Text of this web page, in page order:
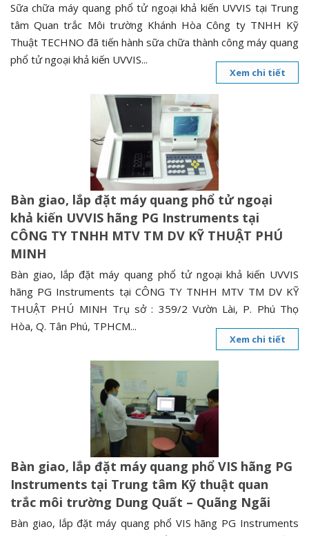
Sữa chữa máy quang phổ tử ngoại khả kiến UVVIS tại Trung
tâm Quan trắc Môi trường Khánh Hòa Công ty TNHH Kỹ
Thuật TECHNO đã tiến hành sữa chữa thành công máy quang
phổ tử ngoại khả kiến UVVIS...
Xem chi tiết
Bàn giao, lắp đặt máy quang phổ tử ngoại
khả kiến UVVIS hãng PG Instruments tại
CÔNG TY TNHH MTV TM DV KỸ THUẬT PHÚ
MINH
Bàn giao, lắp đặt máy quang phổ tử ngoại khả kiến UVVIS
hãng PG Instruments tại CÔNG TY TNHH MTV TM DV KỸ
THUẬT PHÚ MINH Trụ sở : 359/2 Vườn Lài, P. Phú Thọ
Hòa, Q. Tân Phú, TPHCM...
Xem chi tiết
Bàn giao, lắp đặt máy quang phổ VIS hãng PG
Instruments tại Trung tâm Kỹ thuật quan
trắc môi trường Dung Quất – Quãng Ngãi
Bàn giao, lắp đặt máy quang phổ VIS hãng PG Instruments